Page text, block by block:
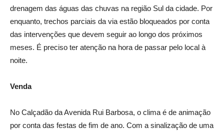
drenagem das águas das chuvas na região Sul da cidade. Por
enquanto, trechos parciais da via estão bloqueados por conta
das intervenções que devem seguir ao longo dos próximos
meses. É preciso ter atenção na hora de passar pelo local à
noite.
Venda
No Calçadão da Avenida Rui Barbosa, o clima é de animação
por conta das festas de fim de ano. Com a sinalização de uma